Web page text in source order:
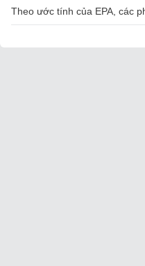
Theo ước tính của EPA, các